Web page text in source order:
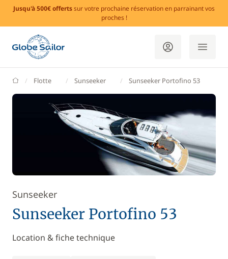
Jusqu'à 500€ offertssur votre prochaine réservation en parrainant vos
proches !
GlobeSailor
Flotte Sunseeker Sunseeker Portofino 53
Sunseeker
Sunseeker Portofino 53
Location & fiche technique